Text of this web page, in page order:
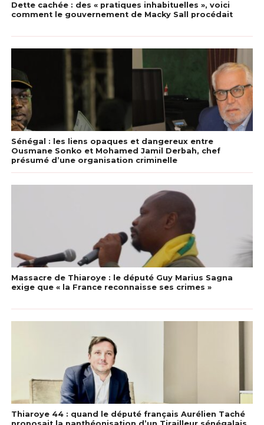
Dette cachée : des « pratiques inhabituelles », voici
comment le gouvernement de Macky Sall procédait
Sénégal : les liens opaques et dangereux entre
Ousmane Sonko et Mohamed Jamil Derbah, chef
présumé d’une organisation criminelle
Massacre de Thiaroye : le député Guy Marius Sagna
exige que « la France reconnaisse ses crimes »
Thiaroye 44 : quand le député français Aurélien Taché